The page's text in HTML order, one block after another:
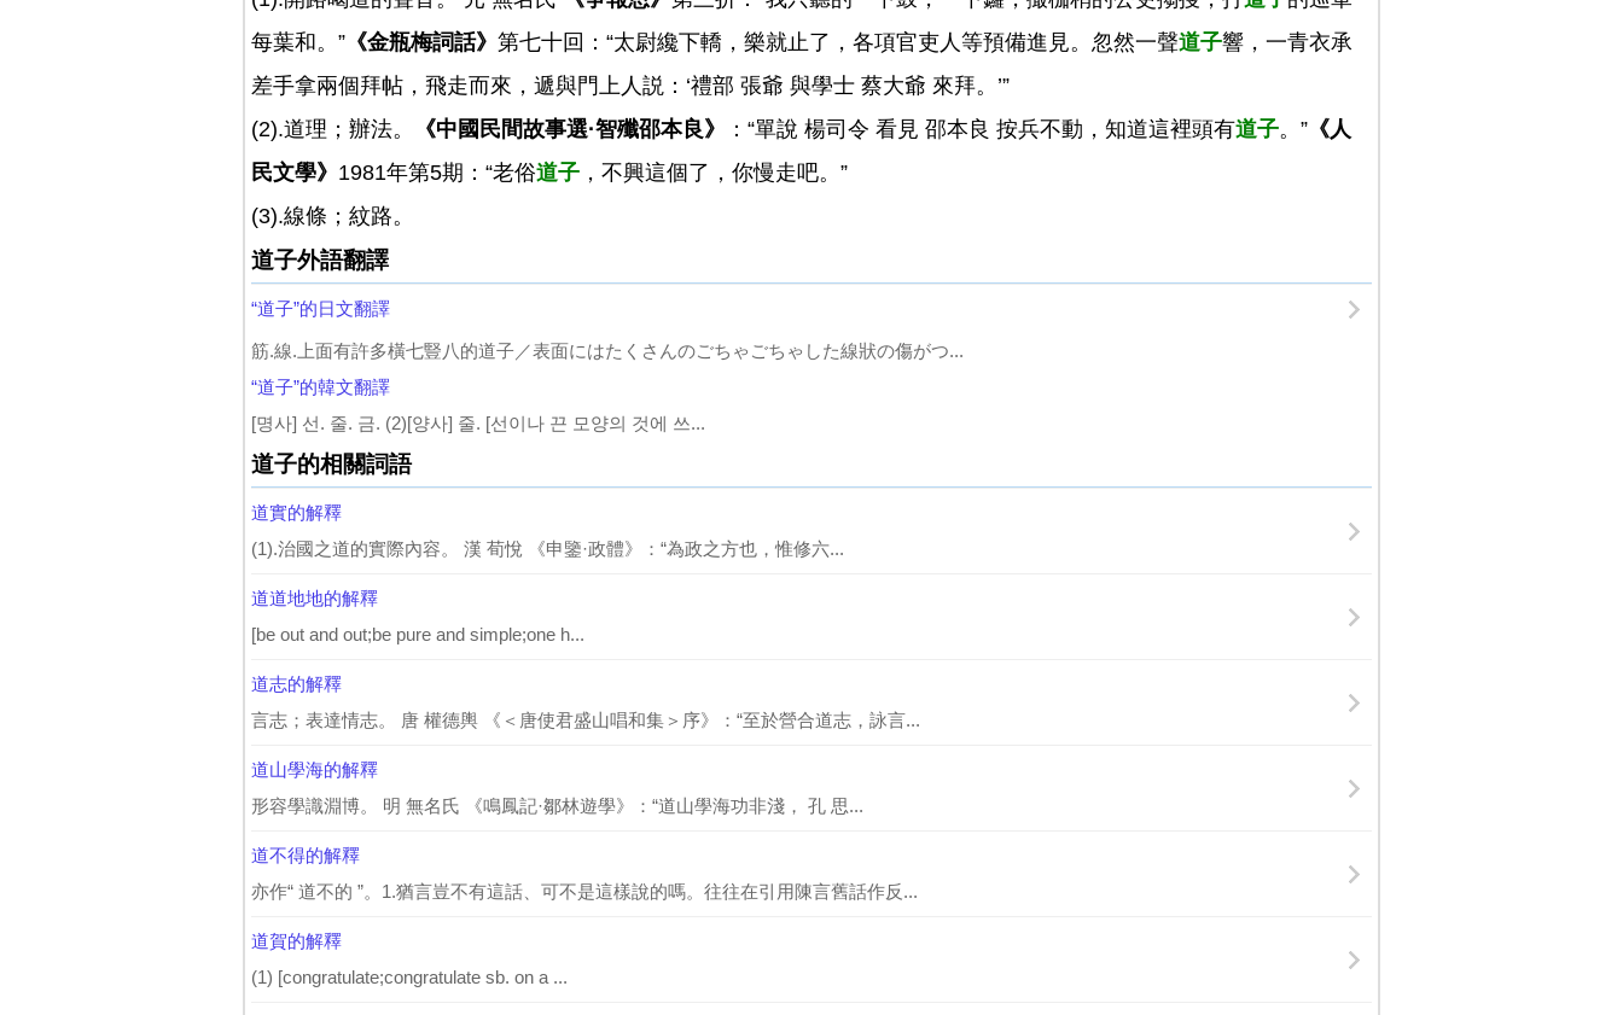
每葉和。”《金瓶梅詞話》 第七十回：“太尉纔下轎，樂就止了，各項官吏人等預備進見。忽然一聲道子響，一青衣承
差手拿兩個拜帖，飛走而來，遞與門上人説：‘禮部 張爺 與學士 蔡大爺 來拜。’”
(2).道理；辦法。
《中國民間故事選·智殲邵本良》 ：“單說 楊司令 看見 邵本良 按兵不動，知道這裡頭有道子。”《人
民文學》 1981年第5期：“老俗道子，不興這個了，你慢走吧。”
(3).線條；紋路。
道子外語翻譯
“道子”的日文翻譯
筋.線.上面有許多橫七豎八的道子／表面にはたくさんのごちゃごちゃした線狀の傷がつ...
“道子”的韓文翻譯
[명사] 선. 줄. 금. (2)[양사] 줄. [선이나 끈 모양의 것에 쓰...
道子的相關詞語
道實的解釋
(1).治國之道的實際內容。 漢 荀悅 《申鑒·政體》：“為政之方也，惟修六...
道道地地的解釋
[be out and out;be pure and simple;one h...
道志的解釋
言志；表達情志。 唐 權德輿 《＜唐使君盛山唱和集＞序》：“至於營合道志，詠言...
道山學海的解釋
形容學識淵博。 明 無名氏 《鳴鳳記·鄒林遊學》：“道山學海功非淺， 孔 思...
道不得的解釋
亦作“ 道不的 ”。1.猶言豈不有這話、可不是這樣說的嗎。往往在引用陳言舊話作反...
道賀的解釋
(1) [congratulate;congratulate sb. on a ...